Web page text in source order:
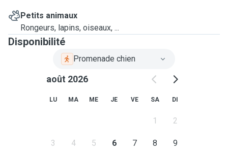
Petits animaux
Rongeurs, lapins, oiseaux, ...
Disponibilité
Promenade chien
août 2026
LU MA ME JE VE SA DI
1 2
3 4 5 6 7 8 9